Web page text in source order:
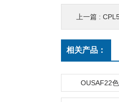
上一篇 :
相关产品：
OUSAF22